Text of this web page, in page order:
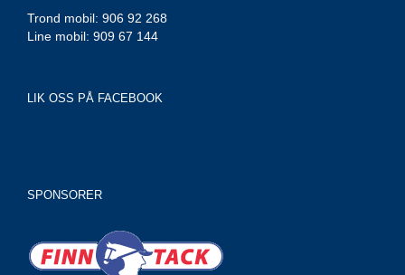
Trond mobil: 906 92 268
Line mobil: 909 67 144
LIK OSS PÅ FACEBOOK
SPONSORER